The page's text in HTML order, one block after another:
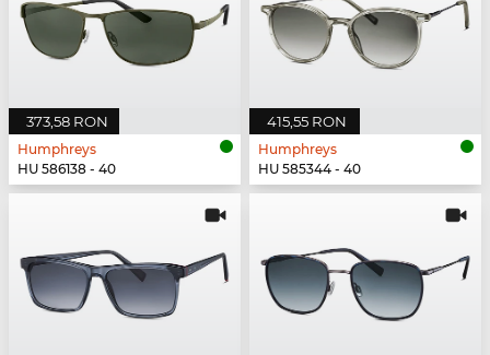
373,58 RON
Humphreys
HU 586138 - 40
415,55 RON
Humphreys
HU 585344 - 40